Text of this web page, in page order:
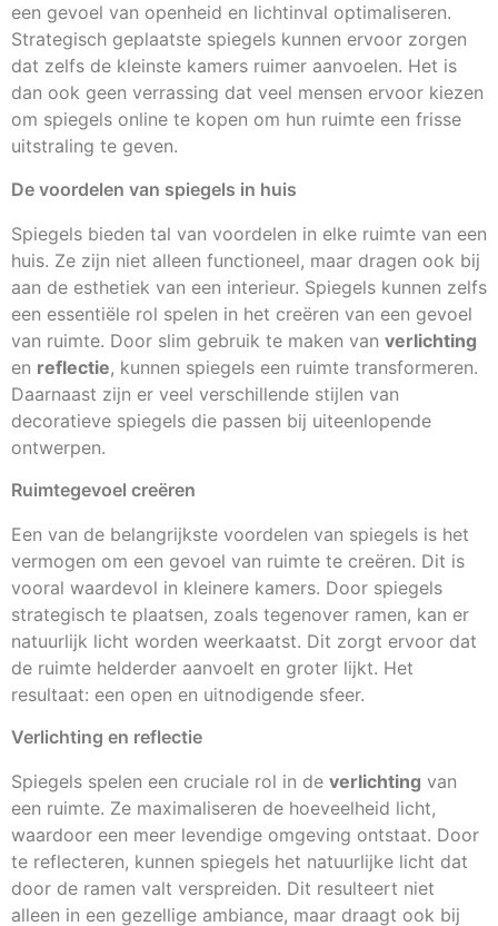
een gevoel van openheid en lichtinval optimaliseren.
Strategisch geplaatste spiegels kunnen ervoor zorgen
dat zelfs de kleinste kamers ruimer aanvoelen. Het is
dan ook geen verrassing dat veel mensen ervoor kiezen
om spiegels online te kopen om hun ruimte een frisse
uitstraling te geven.
De voordelen van spiegels in huis
Spiegels bieden tal van voordelen in elke ruimte van een
huis. Ze zijn niet alleen functioneel, maar dragen ook bij
aan de esthetiek van een interieur. Spiegels kunnen zelfs
een essentiële rol spelen in het creëren van een gevoel
van ruimte. Door slim gebruik te maken van verlichting
en reflectie, kunnen spiegels een ruimte transformeren.
Daarnaast zijn er veel verschillende stijlen van
decoratieve spiegels die passen bij uiteenlopende
ontwerpen.
Ruimtegevoel creëren
Een van de belangrijkste voordelen van spiegels is het
vermogen om een gevoel van ruimte te creëren. Dit is
vooral waardevol in kleinere kamers. Door spiegels
strategisch te plaatsen, zoals tegenover ramen, kan er
natuurlijk licht worden weerkaatst. Dit zorgt ervoor dat
de ruimte helderder aanvoelt en groter lijkt. Het
resultaat: een open en uitnodigende sfeer.
Verlichting en reflectie
Spiegels spelen een cruciale rol in de verlichting van
een ruimte. Ze maximaliseren de hoeveelheid licht,
waardoor een meer levendige omgeving ontstaat. Door
te reflecteren, kunnen spiegels het natuurlijke licht dat
door de ramen valt verspreiden. Dit resulteert niet
alleen in een gezellige ambiance, maar draagt ook bij